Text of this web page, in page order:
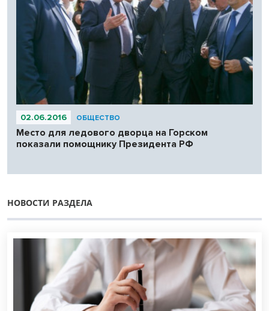
02.06.2016 ОБЩЕСТВО
Место для ледового дворца на Горском
показали помощнику Президента РФ
НОВОСТИ РАЗДЕЛА